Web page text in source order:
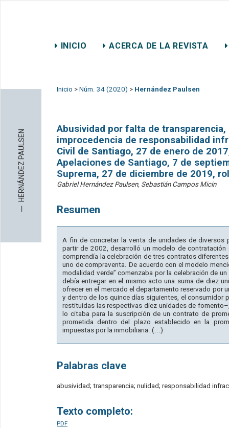
INICIO ACERCA DE LA REVISTA
─
HERNÁNDEZ PAULSEN
Inicio > Núm. 34 (2020) > Hernández Paulsen
Abusividad por falta de
improcedencia de responsabilidad
Civil de Santiago, 27 de enero de
Apelaciones de Santiago, 7 de
Suprema, 27 de diciembre de 2019,
Gabriel Hernández Paulsen, Sebastián Campos Micin
Resumen
A fin de concretar la venta de unidades de diversos
partir de 2002, desarrolló un modelo de
comprendía la celebración de tres contratos
uno de compraventa. De acuerdo con el modelo
modalidad verde” comenzaba por la celebración de
debía entregar en el mismo acto una suma de diez
ofrecer en el mercado el departamento reservado por
y dentro de los quince días siguientes, el
restituidas las respectivas diez unidades de
lo citaba para la suscripción de un contrato de
prometida dentro del plazo establecido en la
impuestas por la inmobiliaria. (...)
Palabras clave
abusividad; transparencia; nulidad; responsabilidad
Texto completo:
PDF